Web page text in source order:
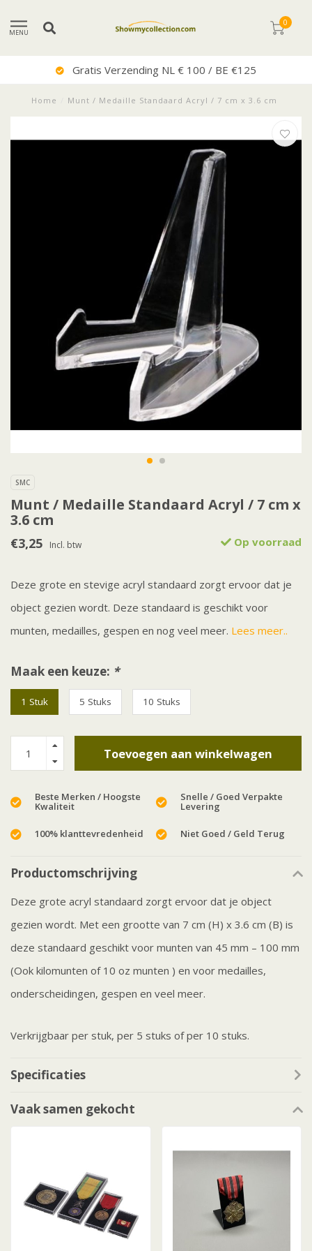
MENU
0
Gratis Verzending NL € 100 / BE €125
Home Munt / Medaille Standaard Acryl / 7 cm x 3.6 cm
SMC
Munt / Medaille Standaard Acryl / 7 cm x
3.6 cm
€3,25 Incl. btw Op voorraad
Deze grote en stevige acryl standaard zorgt ervoor dat je
object gezien wordt. Deze standaard is geschikt voor
munten, medailles, gespen en nog veel meer. Lees meer..
Maak een keuze: *
1 Stuk 5 Stuks 10 Stuks
Toevoegen aan winkelwagen
Beste Merken / Hoogste
Kwaliteit
Snelle / Goed Verpakte
Levering
100% klanttevredenheid Niet Goed / Geld Terug
Productomschrijving
Deze grote acryl standaard zorgt ervoor dat je object
gezien wordt. Met een grootte van 7 cm (H) x 3.6 cm (B) is
deze standaard geschikt voor munten van 45 mm – 100 mm
(Ook kilomunten of 10 oz munten ) en voor medailles,
onderscheidingen, gespen en veel meer.
Verkrijgbaar per stuk, per 5 stuks of per 10 stuks.
Specificaties
Vaak samen gekocht